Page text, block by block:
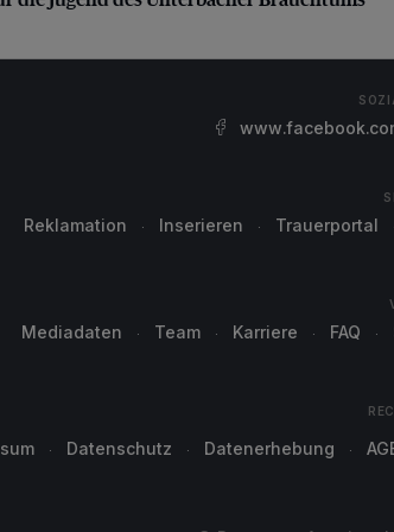
Reklamation Inserieren Trauerportal
Mediadaten Team Karriere FAQ
Datenschutz Datenerhebung